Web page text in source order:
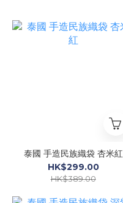
泰國 手造民族織袋 杏米紅
HK$299.00
HK$389.00